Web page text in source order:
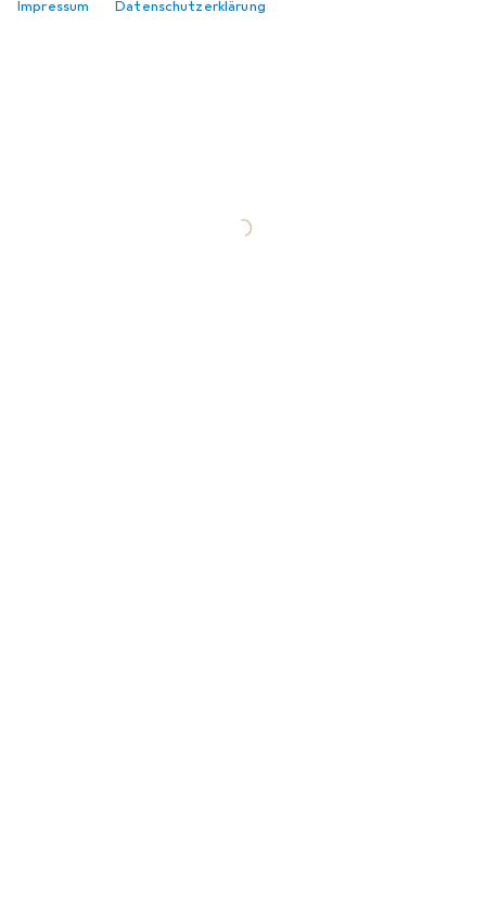
Impressum Datenschutzerklärung